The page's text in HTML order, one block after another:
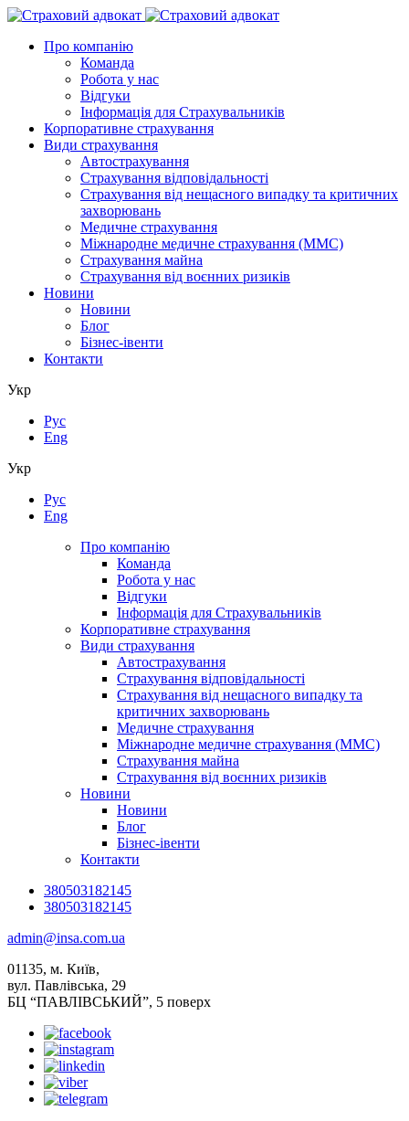
Про компанію
Команда
Робота у нас
Відгуки
Інформація для Страхувальників
Корпоративне страхування
Види страхування
Автострахування
Страхування відповідальності
Страхування від нещасного випадку та критичних
захворювань
Медичне страхування
Міжнародне медичне страхування (ММС)
Страхування майна
Страхування від воєнних ризиків
Новини
Новини
Блог
Бізнес-івенти
Контакти
Укр
Рус
Eng
Укр
Рус
Eng
Про компанію
Команда
Робота у нас
Відгуки
Інформація для Страхувальників
Корпоративне страхування
Види страхування
Автострахування
Страхування відповідальності
Страхування від нещасного випадку та
критичних захворювань
Медичне страхування
Міжнародне медичне страхування (ММС)
Страхування майна
Страхування від воєнних ризиків
Новини
Новини
Блог
Бізнес-івенти
Контакти
380503182145
380503182145
admin@insa.com.ua
01135, м. Київ,
вул. Павлівська, 29
БЦ “ПАВЛІВСЬКИЙ”, 5 поверх